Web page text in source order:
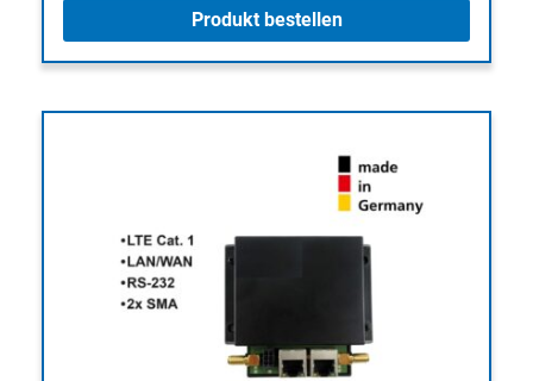
Produkt bestellen